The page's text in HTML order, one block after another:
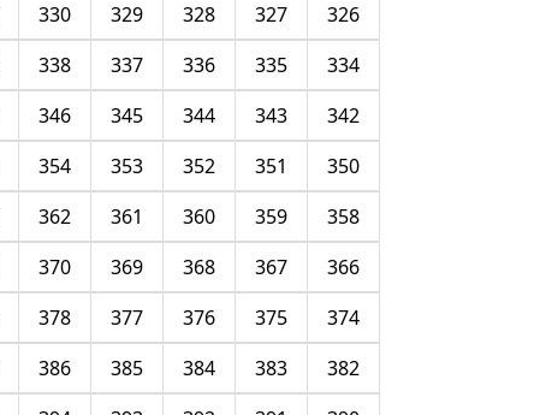
326
327
328
329
330
334
335
336
337
338
342
343
344
345
346
350
351
352
353
354
358
359
360
361
362
366
367
368
369
370
374
375
376
377
378
382
383
384
385
386